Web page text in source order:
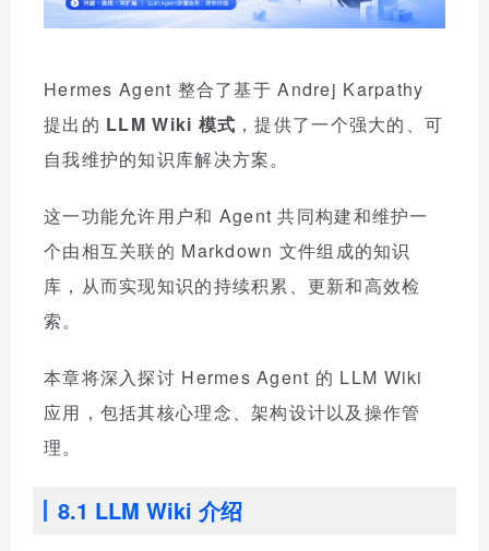
Hermes Agent 整合了基于 Andrej Karpathy
提出的 LLM Wiki 模式 ，提供了一个强大的、可
自我维护的知识库解决方案。
这一功能允许用户和 Agent 共同构建和维护一
个由相互关联的 Markdown 文件组成的知识
库，从而实现知识的持续积累、更新和高效检
索。
本章将深入探讨 Hermes Agent 的 LLM Wiki
应用，包括其核心理念、架构设计以及操作管
理。
8.1 LLM Wiki 介绍